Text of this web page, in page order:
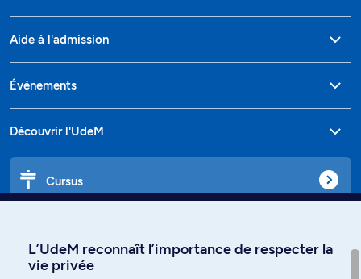
Aide à l'admission
Événements
Découvrir l'UdeM
Cursus
L’UdeM reconnaît l’importance de respecter la
vie privée